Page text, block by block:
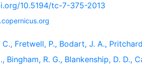
10.5194/tc-7-375-2013
C., Fretwell, P., Bodart, J. A.,
Bingham, R. G., Blankenship, D. D.,